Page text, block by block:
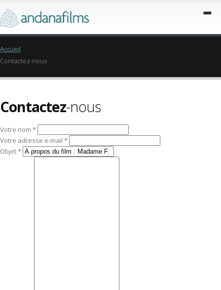
Accueil
Contactez-nous
Contactez-nous
Votre nom *
Votre adresse e-mail *
Objet *